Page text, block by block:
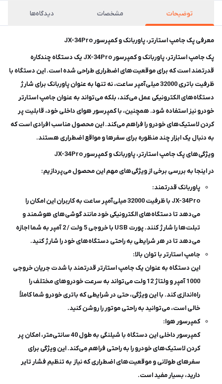
توضیحات مشخصات دیدگاه‌ها
معرفی پک جامپ استارتر، پاوربانک و کمپرسور JX-34Pro
پک جامپ استارتر، پاوربانک و کمپرسور JX-34Pro یک دستگاه چندکاره
قدرتمند است که برای موقعیت‌های اضطراری طراحی شده است. این دستگاه با
ظرفیت باتری 32000 میلی‌آمپر ساعت، نه تنها به عنوان پاوربانک برای شارژ
دستگاه‌های الکترونیکی عمل می‌کند، بلکه می‌تواند به عنوان جامپ استارتر
خودرو نیز استفاده شود. همچنین، با کمپرسور هوای داخلی خود، قابلیت پر
کردن لاستیک‌های خودرو را فراهم می‌کند. این محصول مناسب افرادی است که
به دنبال یک ابزار چند منظوره برای سفرها و مواقع اضطراری هستند.
ویژگی‌های پک جامپ استارتر، پاوربانک و کمپرسور JX-34Pro
در اینجا به بررسی برخی از ویژگی‌های مهم این محصول می‌پردازیم:
پاوربانک قدرتمند:
JX-34Pro با ظرفیت 32000 میلی‌آمپر ساعت به کاربران این امکان را
می‌دهد تا دستگاه‌های الکترونیکی خود مانند گوشی‌های هوشمند و
تبلت‌ها را شارژ کنند. پورت USB با خروجی 5 ولت / 2 آمپر به شما اجازه
می‌دهد تا در هر شرایطی به راحتی دستگاه‌های خود را شارژ کنید.
جامپ استارتر با توان بالا:
این دستگاه به عنوان یک جامپ استارتر قدرتمند با شدت جریان خروجی
1000 آمپر و ولتاژ 12 ولت می‌تواند به سرعت خودروهای مختلف را
راه‌اندازی کند. با این ویژگی، حتی در شرایطی که باتری خودرو شما کاملاً
خالی است، می‌توانید به راحتی موتور را روشن کنید.
کمپرسور هوا:
کمپرسور داخلی این دستگاه با شیلنگی به طول 40 سانتی‌متر، امکان پر
کردن لاستیک‌های خودرو را به راحتی فراهم می‌کند. این ویژگی برای
سفرهای طولانی و موقعیت‌های اضطراری که نیاز به تنظیم فشار تایر
دارید، بسیار مفید است.